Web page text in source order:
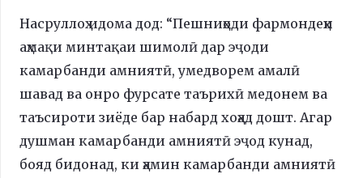
Насруллоҳ идома дод: “Пешниҳоди фармондеҳи
аҳмақи минтақаи шимолӣ дар эҷоди
камарбанди амниятӣ, умедворем амалӣ
шавад ва онро фурсате таърихӣ медонем ва
таъсироти зиёде бар набард хоҳад дошт. Агар
душман камарбанди амниятӣ эҷод кунад,
бояд бидонад, ки ҳамин камарбанди амниятӣ